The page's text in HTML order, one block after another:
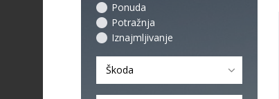
Ponuda
Potražnja
Iznajmljivanje
Škoda